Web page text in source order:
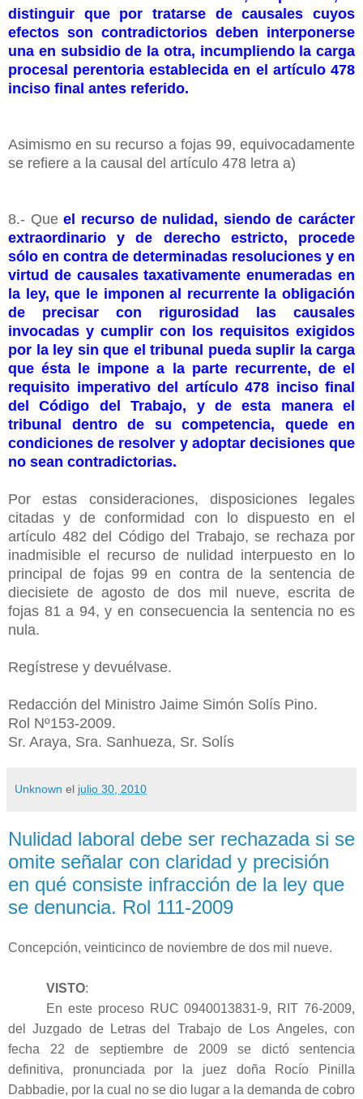
distinguir que por tratarse de causales cuyos
efectos son contradictorios deben interponerse
una en subsidio de la otra, incumpliendo la carga
procesal perentoria establecida en el artículo 478
inciso final antes referido.
Asimismo en su recurso a fojas 99, equivocadamente
se refiere a la causal del artículo 478 letra a)
8.- Queel recurso de nulidad, siendo de carácter
extraordinario y de derecho estricto, procede
sólo en contra de determinadas resoluciones y en
virtud de causales taxativamente enumeradas en
la ley, que le imponen al recurrente la obligación
de precisar con rigurosidad las causales
invocadas y cumplir con los requisitos exigidos
por la ley sin que el tribunal pueda suplir la carga
que ésta le impone a la parte recurrente, de el
requisito imperativo del artículo 478 inciso final
del Código del Trabajo, y de esta manera el
tribunal dentro de su competencia, quede en
condiciones de resolver y adoptar decisiones que
no sean contradictorias.
Por estas consideraciones, disposiciones legales
citadas y de conformidad con lo dispuesto en el
artículo 482 del Código del Trabajo, se rechaza por
inadmisible el recurso de nulidad interpuesto en lo
principal de fojas 99 en contra de la sentencia de
diecisiete de agosto de dos mil nueve, escrita de
fojas 81 a 94, y en consecuencia la sentencia no es
nula.
Regístrese y devuélvase.
Redacción del Ministro Jaime Simón Solís Pino.
Rol Nº153-2009.
Sr. Araya, Sra. Sanhueza, Sr. Solís
Unknown el julio 30, 2010
Nulidad laboral debe ser rechazada si se
omite señalar con claridad y precisión
en qué consiste infracción de la ley que
se denuncia. Rol 111-2009
Concepción, veinticinco de noviembre de dos mil nueve.
VISTO:
En este proceso RUC 0940013831-9, RIT 76-2009,
del Juzgado de Letras del Trabajo de Los Angeles, con
fecha 22 de septiembre de 2009 se dictó sentencia
definitiva, pronunciada por la juez doña Rocío Pinilla
Dabbadie, por la cual no se dio lugar a la demanda de cobro